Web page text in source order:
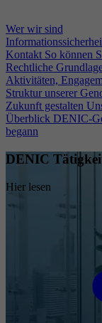
Wer wir sind
Kontakt So können
Rechtliche
Aktivitäten,
Struktur unserer
Zukunft gestalten
Überblick DENIC-
begann
DENIC
Hier lesen